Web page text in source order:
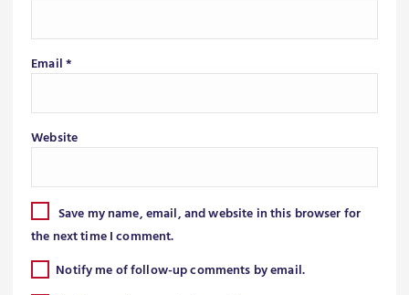
Email*
Website
Save my name, email, and website in this browser for
the next time I comment.
Notify me of follow-up comments by email.